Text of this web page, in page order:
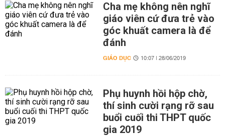
Cha mẹ không nên nghĩ
giáo viên cứ đưa trẻ vào
góc khuất camera là để
đánh
GIÁO DỤC 10:07 | 28/06/2019
Phụ huynh hồi hộp chờ,
thí sinh cười rạng rỡ sau
buổi cuối thi THPT quốc
gia 2019